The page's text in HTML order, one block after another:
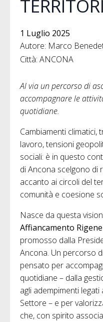
1 Luglio 2025
Autore: Marco
Città: ANCONA
Al via un percorso di
accompagnare le
quotidiane.
Cambiamenti
lavoro, tensioni
sociali: è in questo
di Ancona scelgono di
accanto ai circoli del
comunità e coesione
Nasce da questa
Affiancamento
promosso dalla
Ancona. Un percorso
pensato per
quotidiane – dalla
agli adempimenti
Settore – e per
che, con spirito